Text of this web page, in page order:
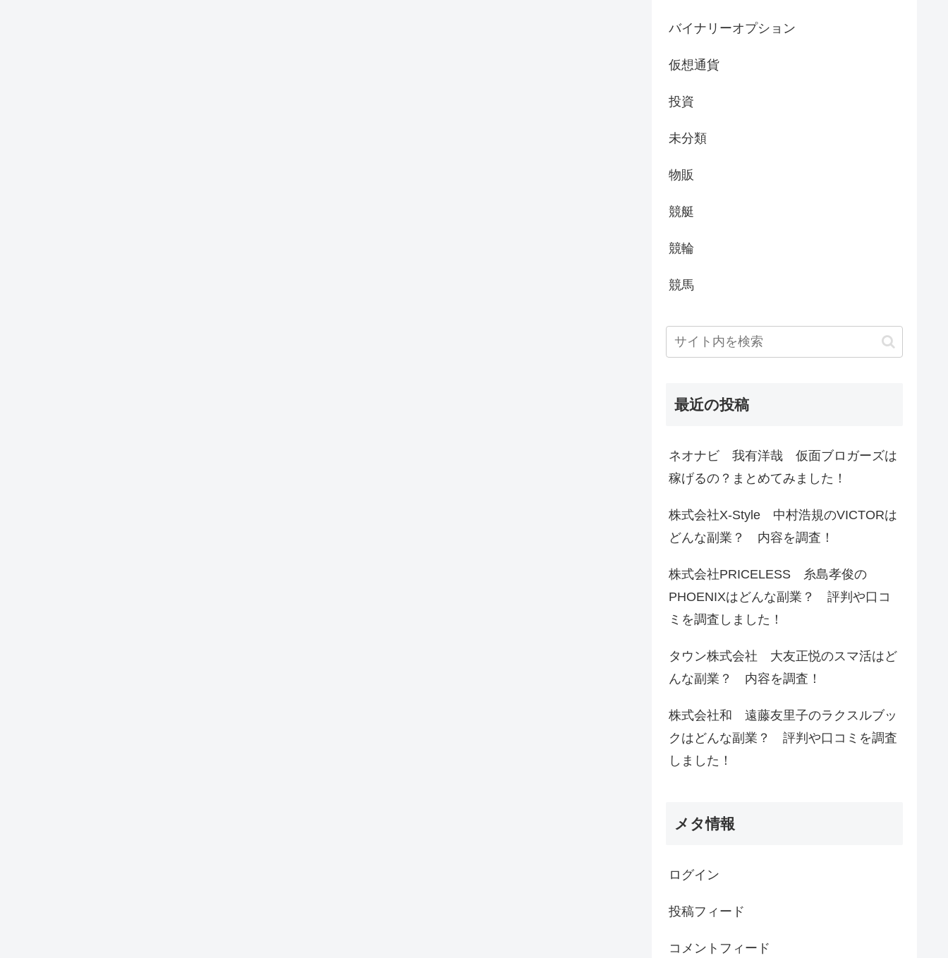
バイナリーオプション
仮想通貨
投資
未分類
物販
競艇
競輪
競馬
最近の投稿
ネオナビ 我有洋哉 仮面ブロガーズは
稼げるの？まとめてみました！
株式会社X-Style 中村浩規のVICTORは
どんな副業？ 内容を調査！
株式会社PRICELESS 糸島孝俊の
PHOENIXはどんな副業？ 評判や口コ
ミを調査しました！
タウン株式会社 大友正悦のスマ活はど
んな副業？ 内容を調査！
株式会社和 遠藤友里子のラクスルブッ
クはどんな副業？ 評判や口コミを調査
しました！
メタ情報
ログイン
投稿フィード
コメントフィード